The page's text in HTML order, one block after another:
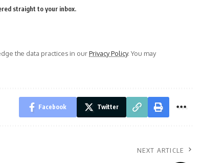
straight to your inbox.
the data practices in ourPrivacy Policy. You may
Facebook Twitter
NEXT ARTICLE